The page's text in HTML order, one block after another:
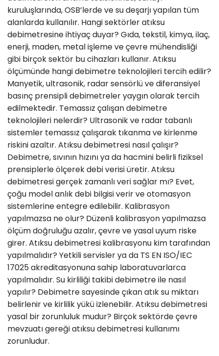
kuruluşlarında, OSB’lerde ve su deşarjı yapılan tüm
alanlarda kullanılır. Hangi sektörler atıksu
debimetresine ihtiyaç duyar? Gıda, tekstil, kimya, ilaç,
enerji, maden, metal işleme ve çevre mühendisliği
gibi birçok sektör bu cihazları kullanır. Atıksu
ölçümünde hangi debimetre teknolojileri tercih edilir?
Manyetik, ultrasonik, radar sensörlü ve diferansiyel
basınç prensipli debimetreler yaygın olarak tercih
edilmektedir. Temassız çalışan debimetre
teknolojileri nelerdir? Ultrasonik ve radar tabanlı
sistemler temassız çalışarak tıkanma ve kirlenme
riskini azaltır. Atıksu debimetresi nasıl çalışır?
Debimetre, sıvının hızını ya da hacmini belirli fiziksel
prensiplerle ölçerek debi verisi üretir. Atıksu
debimetresi gerçek zamanlı veri sağlar mı? Evet,
çoğu model anlık debi bilgisi verir ve otomasyon
sistemlerine entegre edilebilir. Kalibrasyon
yapılmazsa ne olur? Düzenli kalibrasyon yapılmazsa
ölçüm doğruluğu azalır, çevre ve yasal uyum riske
girer. Atıksu debimetresi kalibrasyonu kim tarafından
yapılmalıdır? Yetkili servisler ya da TS EN ISO/IEC
17025 akreditasyonuna sahip laboratuvarlarca
yapılmalıdır. Su kirliliği takibi debimetre ile nasıl
yapılır? Debimetre sayesinde çıkan atık su miktarı
belirlenir ve kirlilik yükü izlenebilir. Atıksu debimetresi
yasal bir zorunluluk mudur? Birçok sektörde çevre
mevzuatı gereği atıksu debimetresi kullanımı
zorunludur.